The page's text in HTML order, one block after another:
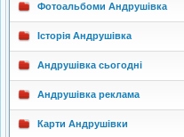
Фотоальбоми Андрушівка
Історія Андрушівка
Андрушівка сьогодні
Андрушівка реклама
Карти Андрушівки